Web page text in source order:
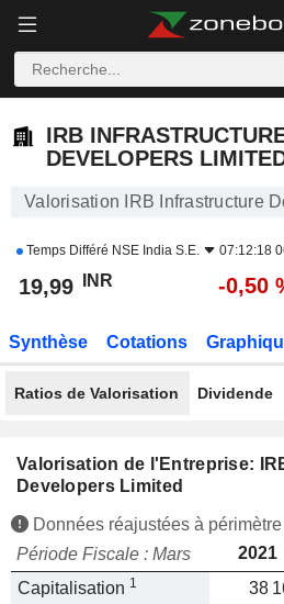
IRB
DEVELOPERS
Valorisation IRB Infrastructure
Temps Différé NSE India S.E. 07:12:18
19,99 INR -0,50
Synthèse Cotations
Ratios de Valorisation Dividende
Valorisation de l'Entreprise:
Developers Limited
Données réajustées à
Période Fiscale : Mars
2021
Capitalisation 1 38